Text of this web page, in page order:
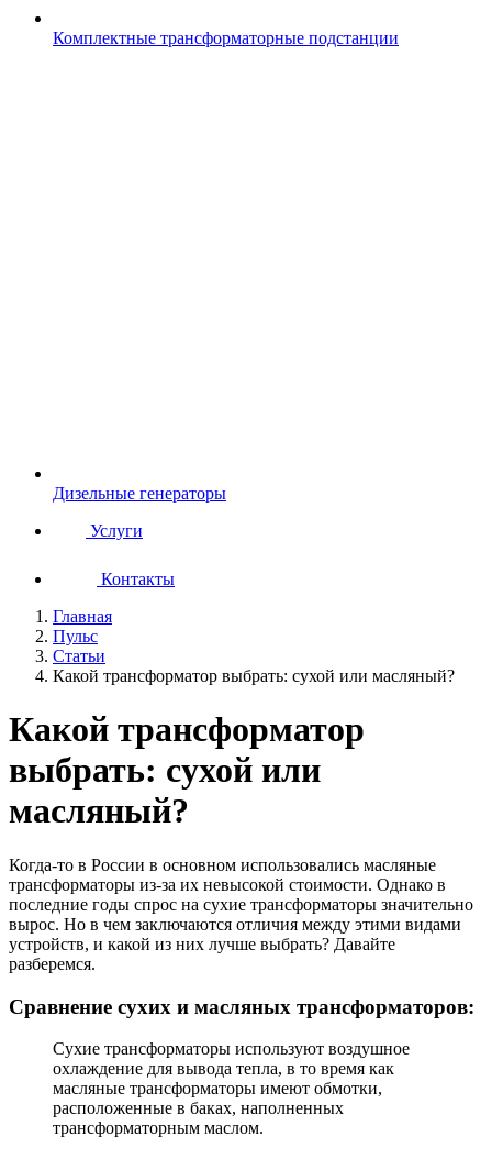
Комплектные трансформаторные подстанции
Дизельные генераторы
Услуги
Контакты
Главная
Пульс
Статьи
Какой трансформатор выбрать: cухой или масляный?
Какой трансформатор
выбрать: cухой или
масляный?
Когда-то в России в основном использовались масляные
трансформаторы из-за их невысокой стоимости. Однако в
последние годы спрос на сухие трансформаторы значительно
вырос. Но в чем заключаются отличия между этими видами
устройств, и какой из них лучше выбрать? Давайте
разберемся.
Сравнение сухих и масляных трансформаторов:
Сухие трансформаторы используют воздушное
охлаждение для вывода тепла, в то время как
масляные трансформаторы имеют обмотки,
расположенные в баках, наполненных
трансформаторным маслом.